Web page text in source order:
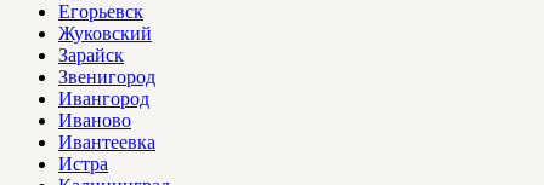
Егорьевск
Жуковский
Зарайск
Звенигород
Ивангород
Иваново
Ивантеевка
Истра